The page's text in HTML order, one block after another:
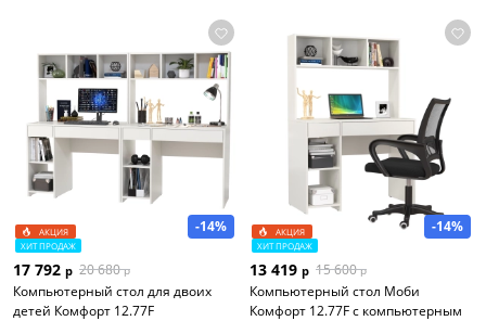
-14%
АКЦИЯ
ХИТ ПРОДАЖ
17 792 р 20 680 р
Компьютерный стол для двоих
детей Комфорт 12.77F
-14%
АКЦИЯ
ХИТ ПРОДАЖ
13 419 р 15 600 р
Компьютерный стол Моби
Комфорт 12.77F с компьютерным